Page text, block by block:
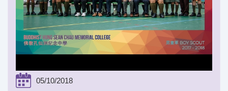
05/10/2018